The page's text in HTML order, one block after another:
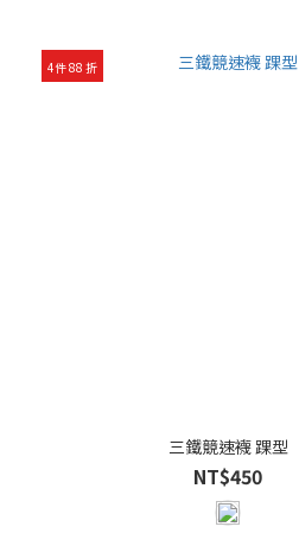
4件 88 折
三鐵競速襪 踝型
NT$450